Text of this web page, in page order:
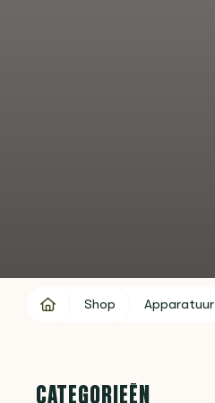
Shop Apparatuur
CATEGORIEËN